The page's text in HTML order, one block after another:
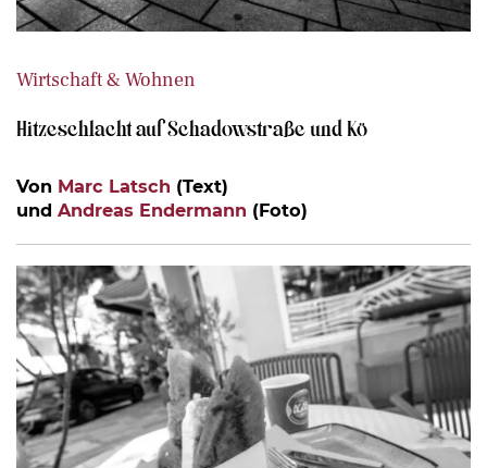
Wirtschaft & Wohnen
Hitzeschlacht auf Schadowstraße und Kö
Von Marc Latsch (Text)
und Andreas Endermann (Foto)